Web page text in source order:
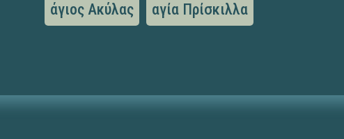
άγιος Ακύλας αγία Πρίσκιλλα